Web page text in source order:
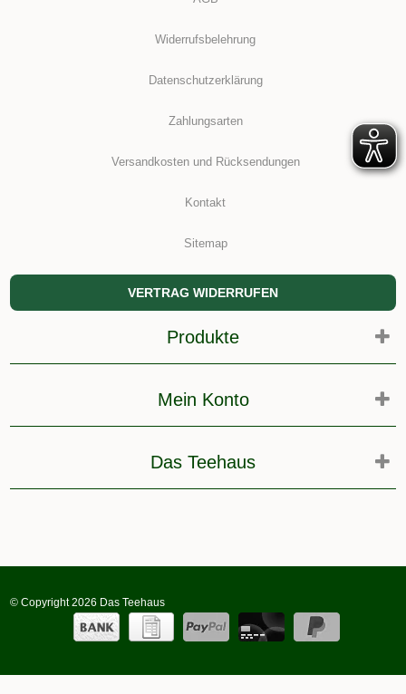
Widerrufsbelehrung
Datenschutzerklärung
Zahlungsarten
Versandkosten und Rücksendungen
Kontakt
Sitemap
VERTRAG WIDERRUFEN
Produkte
Mein Konto
Das Teehaus
© Copyright 2026 Das Teehaus